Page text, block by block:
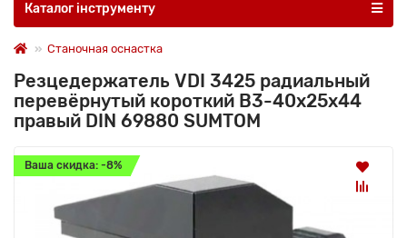
Каталог інструменту
Станочная оснастка
Резцедержатель VDI 3425 радиальный
перевёрнутый короткий B3-40х25х44
правый DIN 69880 SUMTOM
Ваша скидка: -8%